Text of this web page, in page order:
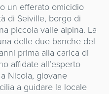
un efferato omicidio
di Seiville, borgo di
piccola valle alpina. La
delle due banche del
prima alla carica di
affidate all’esperto
Nicola, giovane
a guidare la locale